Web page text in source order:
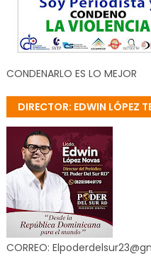
CONDENARLO ES LO MEJOR
DIRECTOR: EDWIN LÓPEZ
CORREO: